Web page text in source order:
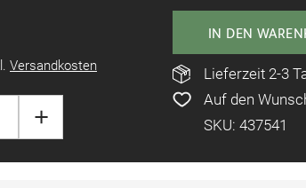
+
Versandkosten
IN DEN
Lieferzeit 2-3
Auf den
SKU: 437541